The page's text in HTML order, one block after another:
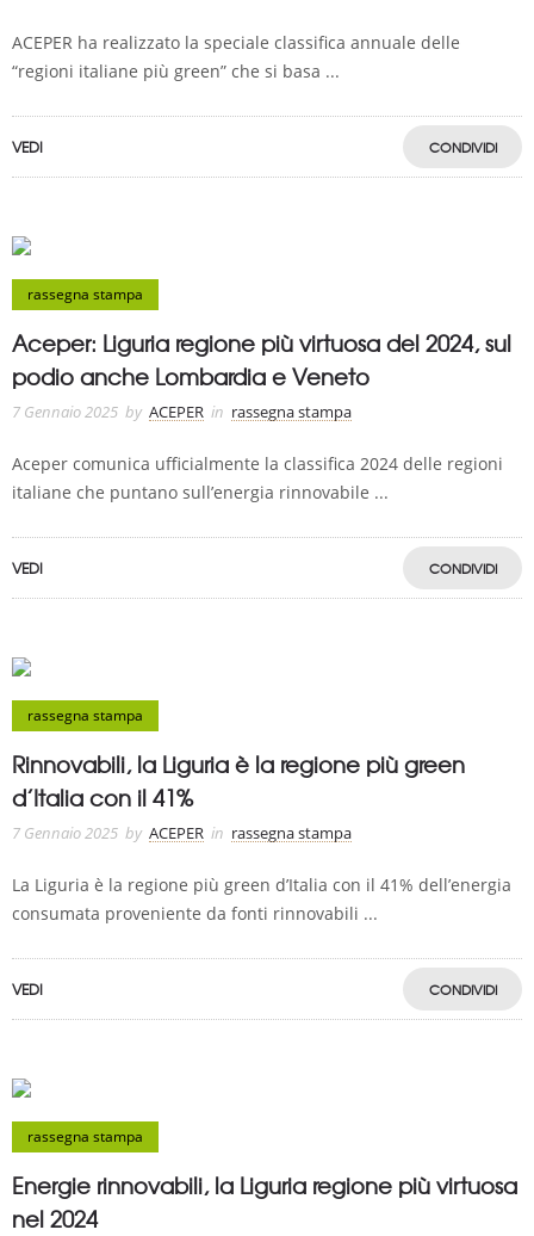
ACEPER ha realizzato la speciale classifica annuale delle
“regioni italiane più green” che si basa ...
VEDI CONDIVIDI
rassegna stampa
Aceper: Liguria regione più virtuosa del 2024, sul
podio anche Lombardia e Veneto
7 Gennaio 2025 by ACEPER in rassegna stampa
Aceper comunica ufficialmente la classifica 2024 delle regioni
italiane che puntano sull’energia rinnovabile ...
VEDI CONDIVIDI
rassegna stampa
Rinnovabili, la Liguria è la regione più green
d’Italia con il 41%
7 Gennaio 2025 by ACEPER in rassegna stampa
La Liguria è la regione più green d’Italia con il 41% dell’energia
consumata proveniente da fonti rinnovabili ...
VEDI CONDIVIDI
rassegna stampa
Energie rinnovabili, la Liguria regione più virtuosa
nel 2024